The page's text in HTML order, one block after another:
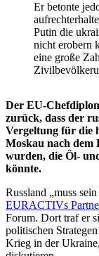
Er betonte
Putin die
nicht erobern
eine große
Der EU-
zurück, dass der
Vergeltung für die
Moskau nach
wurden, die Öl-
könnte.
Russland „muss
EURACTIVs
Forum. Dort traf er
politischen
Krieg in der